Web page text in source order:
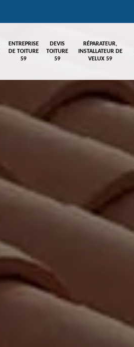
ENTREPRISE
DE TOITURE
59
DEVIS
TOITURE
59
RÉPARATEUR,
INSTALLATEUR DE
VELUX 59